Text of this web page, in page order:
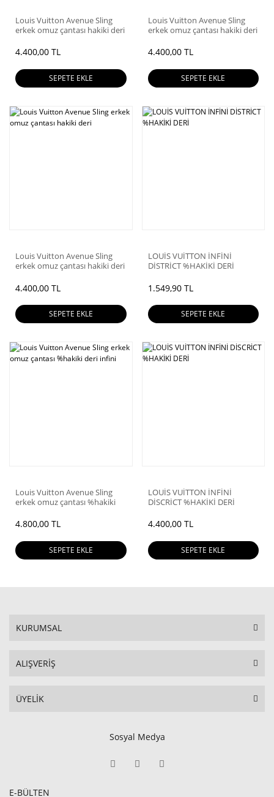
Louis Vuitton Avenue Sling
erkek omuz çantası hakiki deri
4.400,00 TL
SEPETE EKLE
Louis Vuitton Avenue Sling
erkek omuz çantası hakiki deri
4.400,00 TL
SEPETE EKLE
Louis Vuitton Avenue Sling
erkek omuz çantası hakiki deri
4.400,00 TL
SEPETE EKLE
LOUİS VUİTTON İNFİNİ
DİSTRİCT %HAKİKİ DERİ
1.549,90 TL
SEPETE EKLE
Louis Vuitton Avenue Sling
erkek omuz çantası %hakiki
4.800,00 TL
SEPETE EKLE
LOUİS VUİTTON İNFİNİ
DİSCRİCT %HAKİKİ DERİ
4.400,00 TL
SEPETE EKLE
KURUMSAL
ALIŞVERİŞ
ÜYELİK
Sosyal Medya
E-BÜLTEN